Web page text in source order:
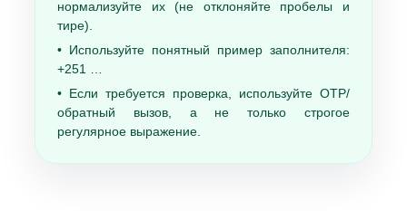
нормализуйте их (не отклоняйте пробелы и
тире).
• Используйте понятный пример заполнителя:
+251 …
• Если требуется проверка, используйте OTP/
обратный вызов, а не только строгое
регулярное выражение.